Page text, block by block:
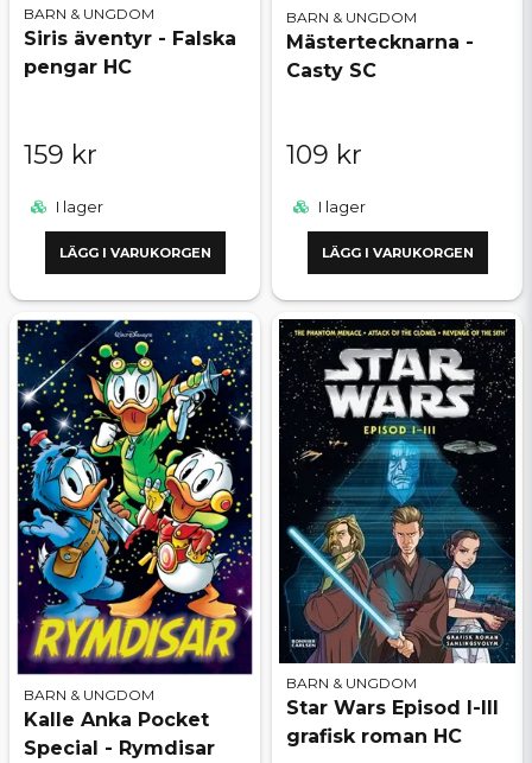
BARN & UNGDOM
Siris äventyr - Falska
pengar HC
159 kr
I lager
LÄGG I VARUKORGEN
BARN & UNGDOM
Mästertecknarna -
Casty SC
109 kr
I lager
LÄGG I VARUKORGEN
BARN & UNGDOM
Kalle Anka Pocket
Special - Rymdisar
BARN & UNGDOM
Star Wars Episod I-III
grafisk roman HC